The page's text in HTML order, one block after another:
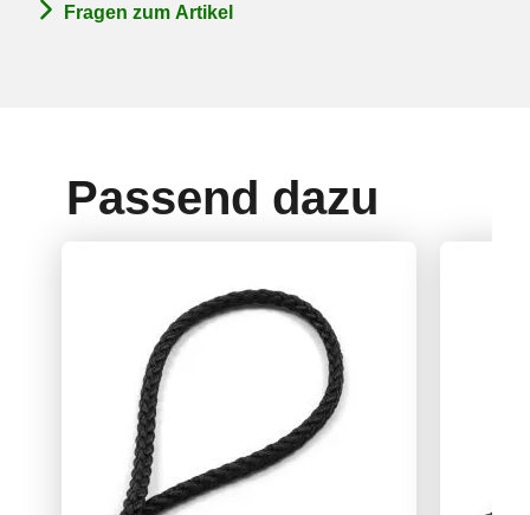
Fragen zum Artikel
Passend dazu